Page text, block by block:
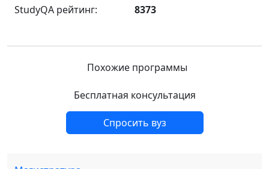
StudyQA рейтинг: 8373
Похожие программы
Бесплатная консультация
Спросить вуз